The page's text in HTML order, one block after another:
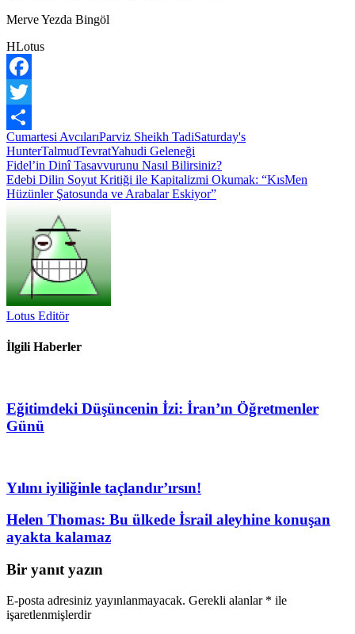
Merve Yezda Bingöl
HLotus
Facebook
Twitter
Share
Cumartesi AvcılarıParviz Sheikh TadiSaturday's
HunterTalmudTevratYahudi Geleneği
Yazı
gezinmesi
Fidel’in Dinî Tasavvurunu Nasıl Bilirsiniz?
Edebi Dilin Soyut Kritiği ile Kapitalizmi Okumak: “KısMen
Hüzünler Şatosunda ve Arabalar Eskiyor”
Lotus Editör
İlgili Haberler
Eğitimdeki Düşüncenin İzi: İran’ın Öğretmenler
Günü
Yılını iyiliğinle taçlandır’ırsın!
Helen Thomas: Bu ülkede İsrail aleyhine konuşan
ayakta kalamaz
Bir yanıt yazın
E-posta adresiniz yayınlanmayacak. Gerekli alanlar * ile
işaretlenmişlerdir